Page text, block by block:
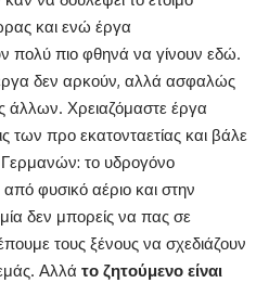
και ενώ έργα
πολύ πιο φθηνά να γίνουν εδώ.
δεν αρκούν, αλλά ασφαλώς
άλλων. Χρειαζόμαστε έργα
των προ εκατονταετίας και βάλε
το υδρογόνο
φυσικό αέριο και στην
δεν μπορείς να πας σε
τους ξένους να σχεδιάζουν
Αλλά το ζητούμενο είναι